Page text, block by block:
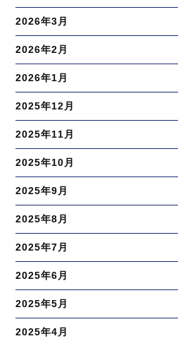
2026年3月
2026年2月
2026年1月
2025年12月
2025年11月
2025年10月
2025年9月
2025年8月
2025年7月
2025年6月
2025年5月
2025年4月